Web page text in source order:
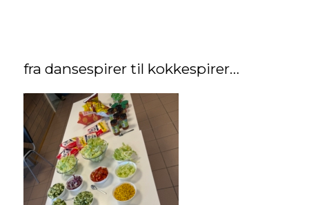
fra dansespirer til kokkespirer…